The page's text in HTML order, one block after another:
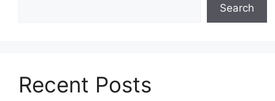
Search
Recent Posts